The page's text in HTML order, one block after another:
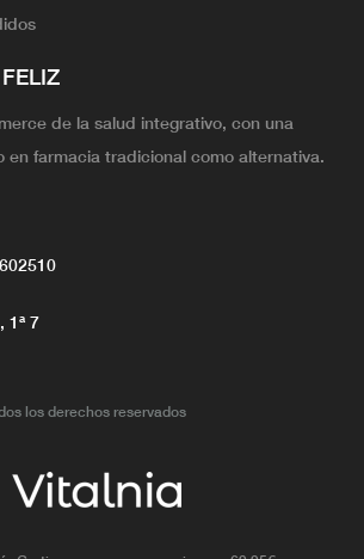
de la salud integrativo, con una
en farmacia tradicional como alternativa.
1ª 7
los derechos reservados